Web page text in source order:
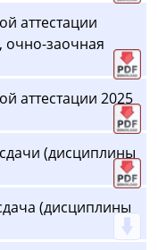
аттестации
очно-заочная
аттестации 2025
(дисциплины
(дисциплины